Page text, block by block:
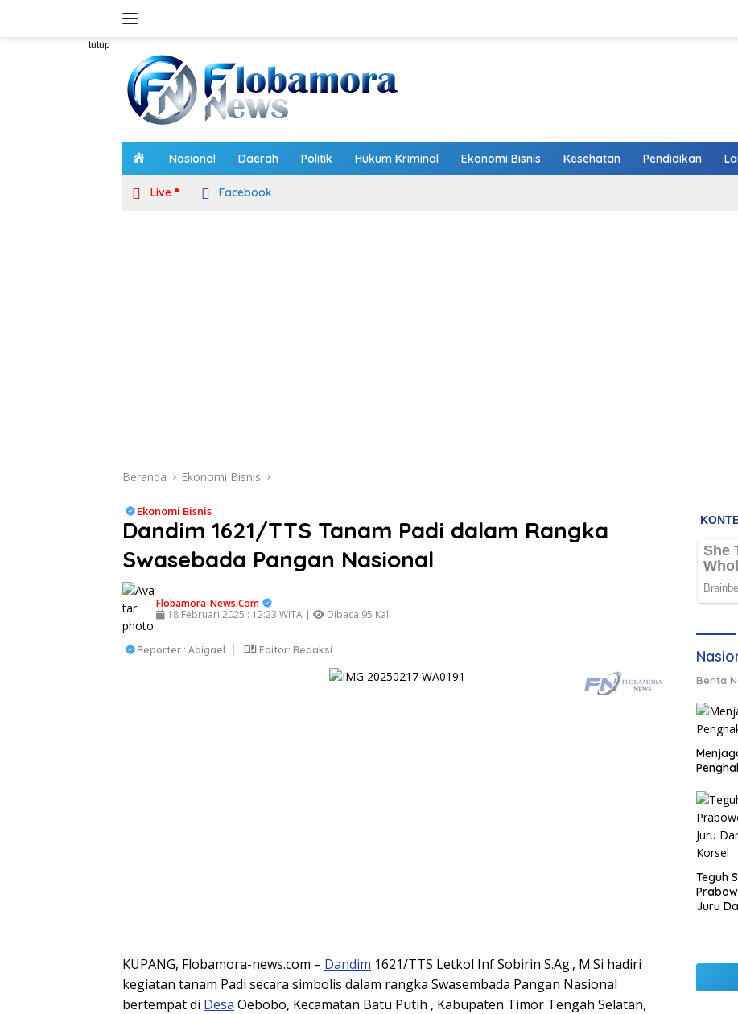
tutup
o
m
e
Nasional Daerah Politik Hukum Kriminal Ekonomi Bisnis Kesehatan Pendidikan
Live Facebook
Beranda Ekonomi Bisnis
Ekonomi Bisnis
Dandim 1621/TTS Tanam Padi dalam Rangka
Swasebada Pangan Nasional
Flobamora-News.Com
18 Februari 2025 : 12:23 WITA |
Dibaca 95 Kali
Reporter : Abigael Editor: Redaksi
KUPANG, Flobamora-news.com – Dandim 1621/TTS Letkol Inf Sobirin S.Ag., M.Si hadiri
kegiatan tanam Padi secara simbolis dalam rangka Swasembada Pangan Nasional
bertempat di Desa Oebobo, Kecamatan Batu Putih , Kabupaten Timor Tengah Selatan,
Berita
Teguh
Juru